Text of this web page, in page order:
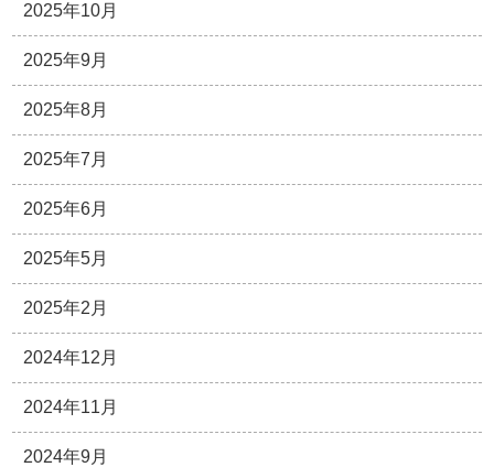
2025年10月
2025年9月
2025年8月
2025年7月
2025年6月
2025年5月
2025年2月
2024年12月
2024年11月
2024年9月